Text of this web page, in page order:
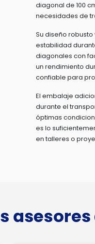
diagonal de 100
necesidades de
Su diseño robusto
estabilidad
diagonales con
un rendimiento
confiable para
El embalaje
durante el
óptimas
es lo
en talleres o